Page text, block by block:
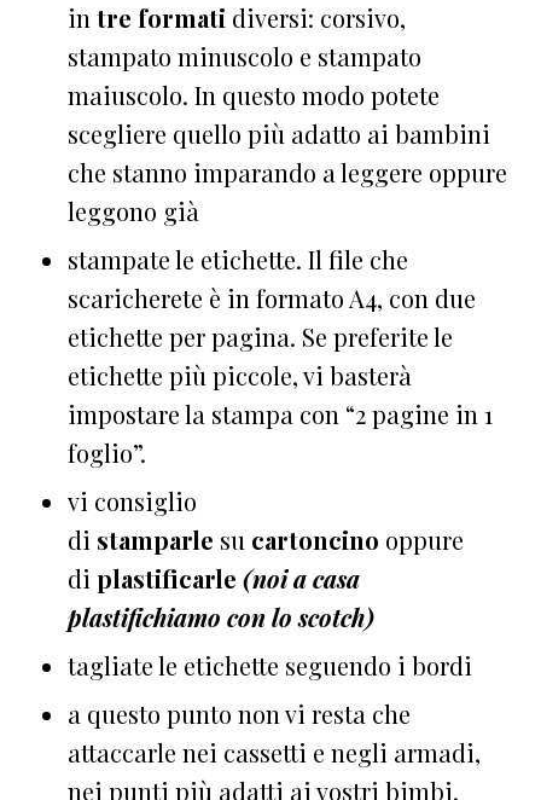
in tre formati diversi: corsivo,
stampato minuscolo e stampato
maiuscolo. In questo modo potete
scegliere quello più adatto ai bambini
che stanno imparando a leggere oppure
leggono già
stampate le etichette. Il file che
scaricherete è in formato A4, con due
etichette per pagina. Se preferite le
etichette più piccole, vi basterà
impostare la stampa con “2 pagine in 1
foglio”.
vi consiglio
di stamparle su cartoncino oppure
di plastificarle (noi a casa
plastifichiamo con lo scotch)
tagliate le etichette seguendo i bordi
a questo punto non vi resta che
attaccarle nei cassetti e negli armadi,
nei punti più adatti ai vostri bimbi.